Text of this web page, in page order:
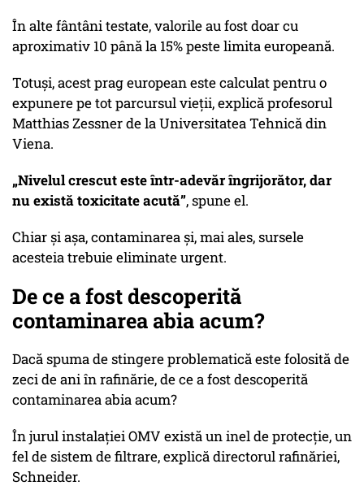
În alte fântâni testate, valorile au fost doar cu
aproximativ 10 până la 15% peste limita europeană.
Totuși, acest prag european este calculat pentru o
expunere pe tot parcursul vieții, explică profesorul
Matthias Zessner de la Universitatea Tehnică din
Viena.
„Nivelul crescut este într-adevăr îngrijorător, dar
nu există toxicitate acută”, spune el.
Chiar și așa, contaminarea și, mai ales, sursele
acesteia trebuie eliminate urgent.
De ce a fost descoperită
contaminarea abia acum?
Dacă spuma de stingere problematică este folosită de
zeci de ani în rafinărie, de ce a fost descoperită
contaminarea abia acum?
În jurul instalației OMV există un inel de protecție, un
fel de sistem de filtrare, explică directorul rafinăriei,
Schneider.